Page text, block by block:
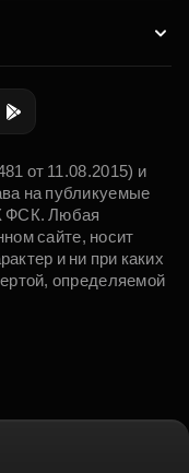
от 11.08.2015) и
на публикуемые
ФСК. Любая
сайте, носит
и ни при каких
определяемой